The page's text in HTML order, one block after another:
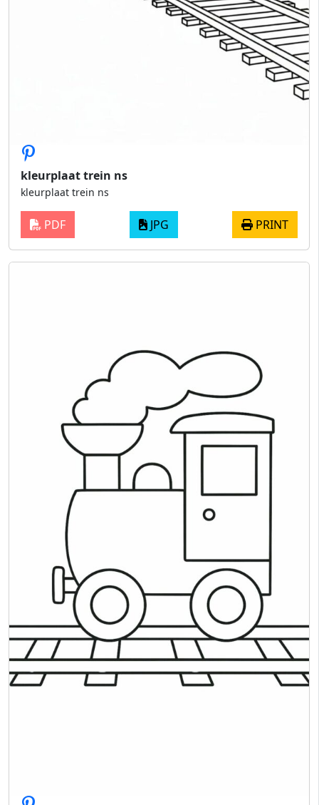
kleurplaat trein ns
kleurplaat trein ns
PDF JPG PRINT